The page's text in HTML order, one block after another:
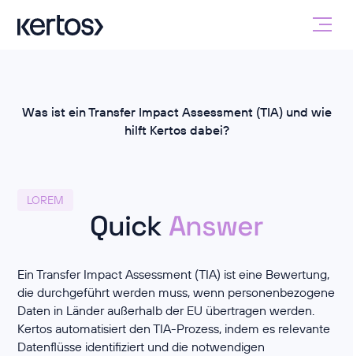
Was ist ein Transfer Impact Assessment (TIA) und wie
hilft Kertos dabei?
LOREM
Quick Answer
Ein Transfer Impact Assessment (TIA) ist eine Bewertung,
die durchgeführt werden muss, wenn personenbezogene
Daten in Länder außerhalb der EU übertragen werden.
Kertos automatisiert den TIA-Prozess, indem es relevante
Datenflüsse identifiziert und die notwendigen